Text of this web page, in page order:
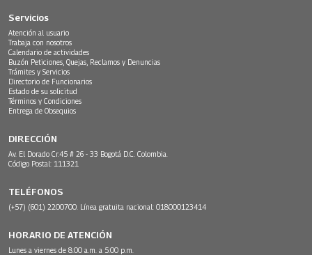
Servicios
Atención al usuario
Trabaja con nosotros
Calendario de actividades
Buzón Peticiones, Quejas, Reclamos y Denuncias
Trámites y Servicios
Directorio de Funcionarios
Estado de su solicitud
Términos y Condiciones
Entrega de Obsequios
DIRECCIÓN
Av. El Dorado Cr.45 # 26 - 33 Bogotá D.C. Colombia.
Código Postal: 111321
TELÉFONOS
(+57) (601) 2200700. Línea gratuita nacional: 018000123414
HORARIO DE ATENCIÓN
Lunes a viernes de 8:00 a.m. a 5:00 p.m.